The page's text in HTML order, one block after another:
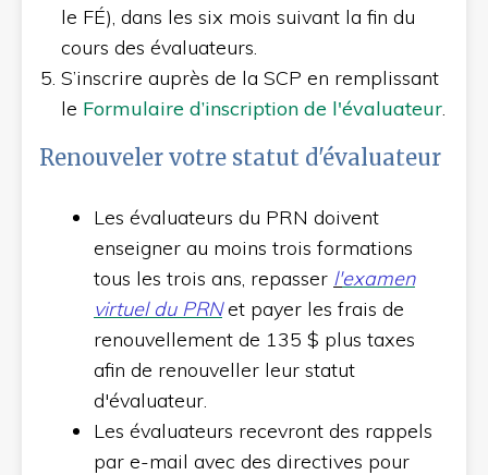
le FÉ), dans les six mois suivant la fin du
cours des évaluateurs.
S’inscrire auprès de la SCP en remplissant
le Formulaire d’inscription de l'évaluateur.
Renouveler votre statut d'évaluateur
Les évaluateurs du PRN doivent
enseigner au moins trois formations
tous les trois ans, repasser l'examen
virtuel du PRNet payer les frais de
renouvellement de 135 $ plus taxes
afin de renouveller leur statut
d'évaluateur.
Les évaluateurs recevront des rappels
par e-mail avec des directives pour